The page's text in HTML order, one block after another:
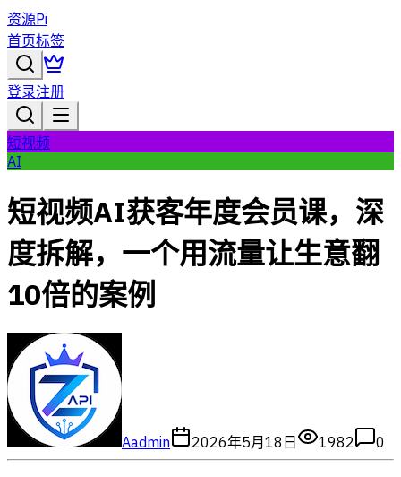
资源Pi
首页标签
登录注册
短视频
AI
短视频AI获客年度会员课，深
度拆解，一个用流量让生意翻
10倍的案例
Aadmin 2026年5月18日 1982 0